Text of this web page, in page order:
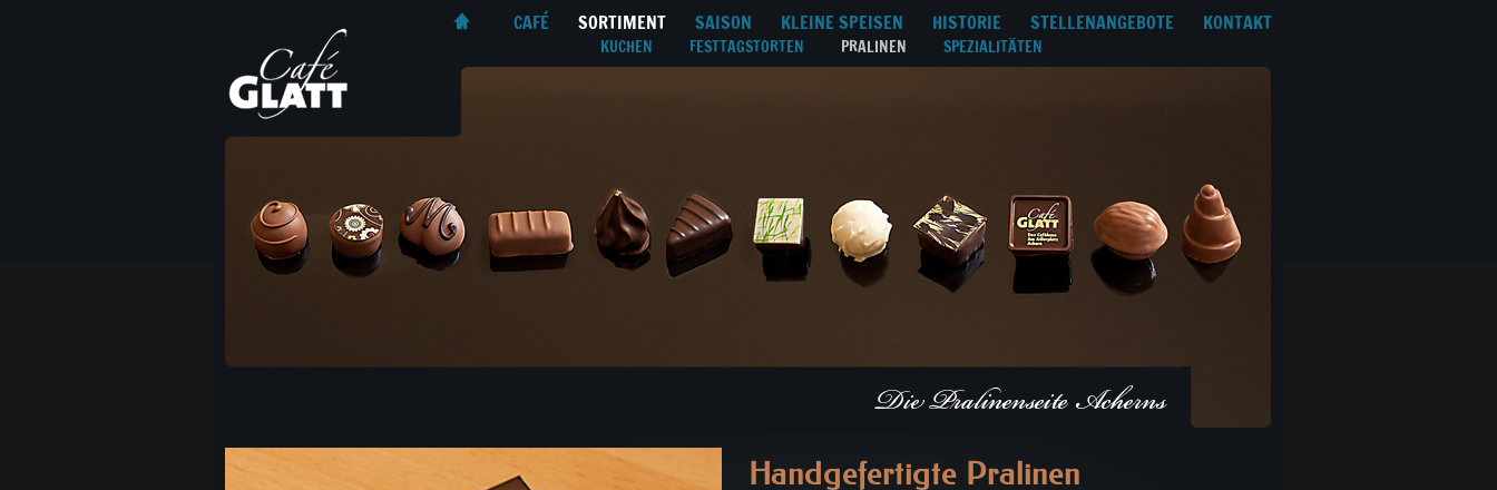
CAFÉ SORTIMENT SAISON KLEINE SPEISEN HISTORIE STELLENANGEBOTE KONTAKT
KUCHEN FESTTAGSTORTEN PRALINEN SPEZIALITÄTEN
Handgefertigte Pralinen